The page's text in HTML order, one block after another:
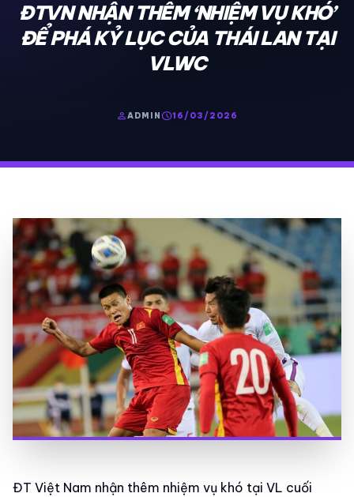
ĐTVN NHẬN THÊM ‘NHIỆM VỤ KHÓ’
ĐỂ PHÁ KỶ LỤC CỦA THÁI LAN TẠI
VLWC
personADMINschedule16/03/2026
ĐT Việt Nam nhận thêm nhiệm vụ khó tại VL cuối